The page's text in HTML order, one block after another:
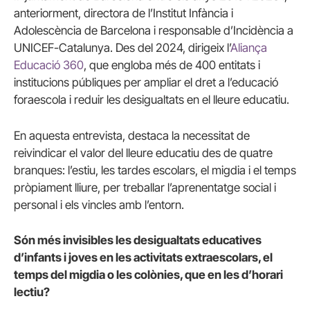
anteriorment, directora de l’Institut Infància i
Adolescència de Barcelona i responsable d’Incidència a
UNICEF-Catalunya. Des del 2024, dirigeix l’Aliança
Educació 360, que engloba més de 400 entitats i
institucions públiques per ampliar el dret a l’educació
foraescola i reduir les desigualtats en el lleure educatiu.
En aquesta entrevista, destaca la necessitat de
reivindicar el valor del lleure educatiu des de quatre
branques: l’estiu, les tardes escolars, el migdia i el temps
pròpiament lliure, per treballar l’aprenentatge social i
personal i els vincles amb l’entorn.
Són més invisibles les desigualtats educatives
d’infants i joves en les activitats extraescolars, el
temps del migdia o les colònies, que en les d’horari
lectiu?